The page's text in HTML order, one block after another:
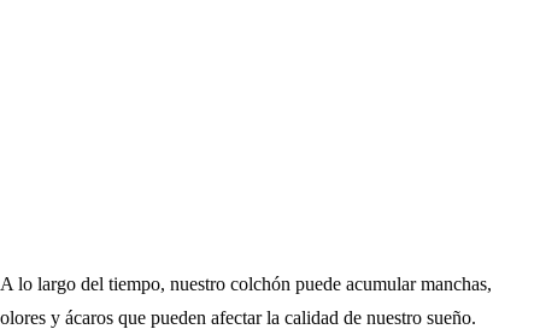
A lo largo del tiempo, nuestro colchón puede acumular manchas,
olores y ácaros que pueden afectar la calidad de nuestro sueño.